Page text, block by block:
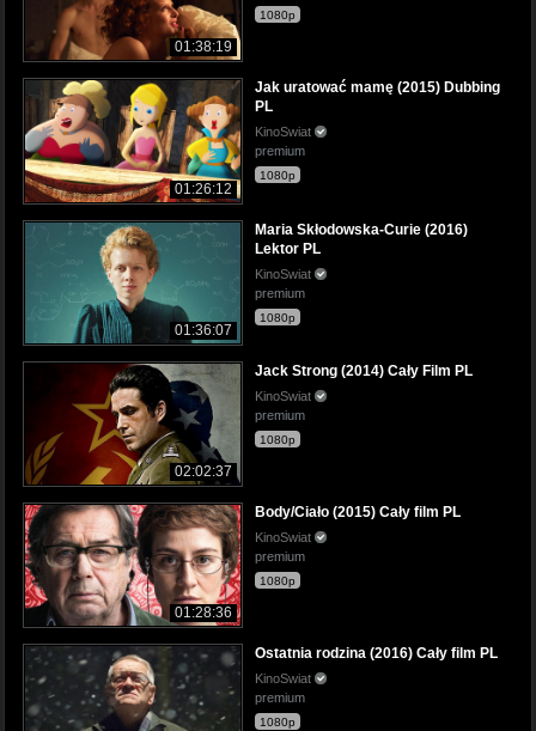
01:38:19
1080p
01:26:12
Jak uratować mamę (2015) Dubbing
PL
KinoSwiat
premium
1080p
01:36:07
Maria Skłodowska-Curie (2016)
Lektor PL
KinoSwiat
premium
1080p
02:02:37
Jack Strong (2014) Cały Film PL
KinoSwiat
premium
1080p
01:28:36
Body/Ciało (2015) Cały film PL
KinoSwiat
premium
1080p
Ostatnia rodzina (2016) Cały film PL
KinoSwiat
premium
1080p